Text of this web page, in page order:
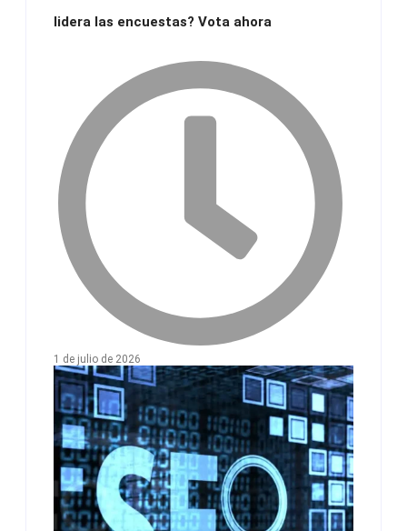
lidera las encuestas? Vota ahora
1 de julio de 2026